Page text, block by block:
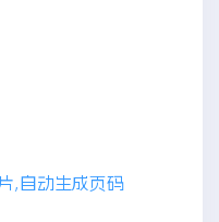
,自动生成页码